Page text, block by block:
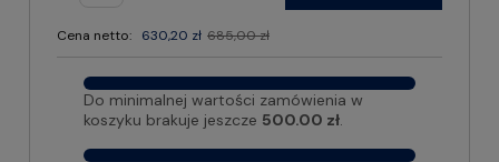
Cena netto: 630,20 zł 685,00 zł
Do minimalnej wartości zamówienia w
koszyku brakuje jeszcze 500.00 zł.